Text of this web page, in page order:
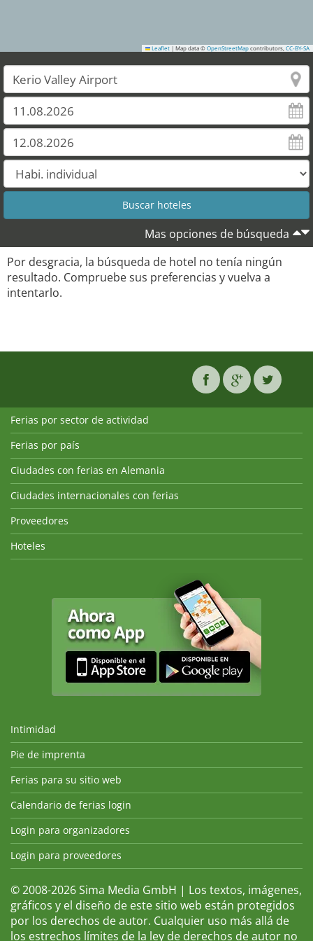
Leaflet | Map data © OpenStreetMap contributors, CC-BY-SA
Mas opciones de búsqueda
Por desgracia, la búsqueda de hotel no tenía ningún
resultado. Compruebe sus preferencias y vuelva a
intentarlo.
Ferias por sector de actividad
Ferias por país
Ciudades con ferias en Alemania
Ciudades internacionales con ferias
Proveedores
Hoteles
Intimidad
Pie de imprenta
Ferias para su sitio web
Calendario de ferias login
Login para organizadores
Login para proveedores
© 2008-2026 Sima Media GmbH | Los textos, imágenes,
gráficos y el diseño de este sitio web están protegidos
por los derechos de autor. Cualquier uso más allá de
los estrechos límites de la ley de derechos de autor no